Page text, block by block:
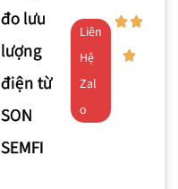
đo lưu
lượng
điện từ
SON
SEMFI
Liên
Hệ
Zal
o